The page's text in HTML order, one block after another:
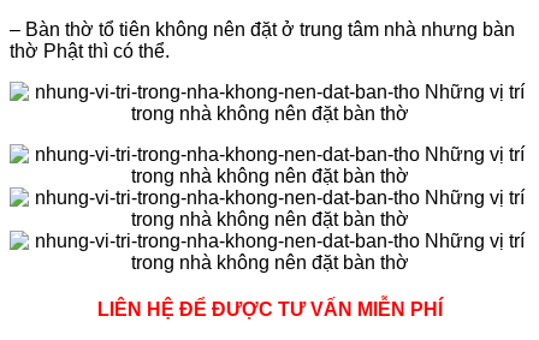
– Bàn thờ tổ tiên không nên đặt ở trung tâm nhà nhưng bàn
thờ Phật thì có thể.
LIÊN HỆ ĐỂ ĐƯỢC TƯ VẤN MIỄN PHÍ